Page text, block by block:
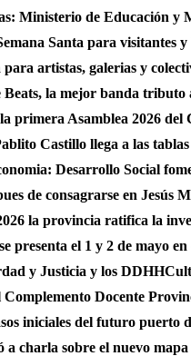
Ministerio de Educación y
Santa para visitantes y
artistas, galerias y
la mejor banda tributo
primera Asamblea 2026 del
Castillo llega a las
Desarrollo Social
de consagrarse en Jesús
la provincia ratifica la
presenta el 1 y 2 de mayo
y Justicia y los DDHH
Docente
iniciales del futuro puerto
a charla sobre el nuevo